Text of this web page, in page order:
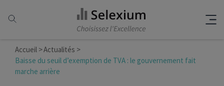
Accueil
Actualités
Baisse du seuil d’exemption de TVA : le gouvernement fait
marche arrière